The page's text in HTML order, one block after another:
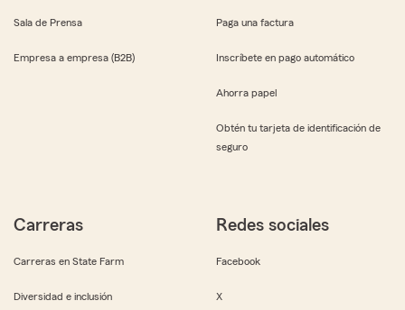
Sala de Prensa
Empresa a empresa (B2B)
Paga una factura
Inscríbete en pago automático
Ahorra papel
Obtén tu tarjeta de identificación de
seguro
Carreras
Carreras en State Farm
Diversidad e inclusión
Redes sociales
Facebook
X